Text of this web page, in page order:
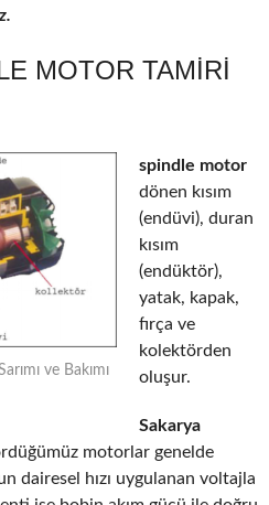
MOTOR TAMIRI
ve Bakımı
spindle motor
dönen kısım
(endüvi), duran
kısım
(endüktör),
yatak, kapak,
fırça ve
kolektörden
oluşur.
Sakarya
motorlar genelde
dairesel hızı uygulanan voltajla